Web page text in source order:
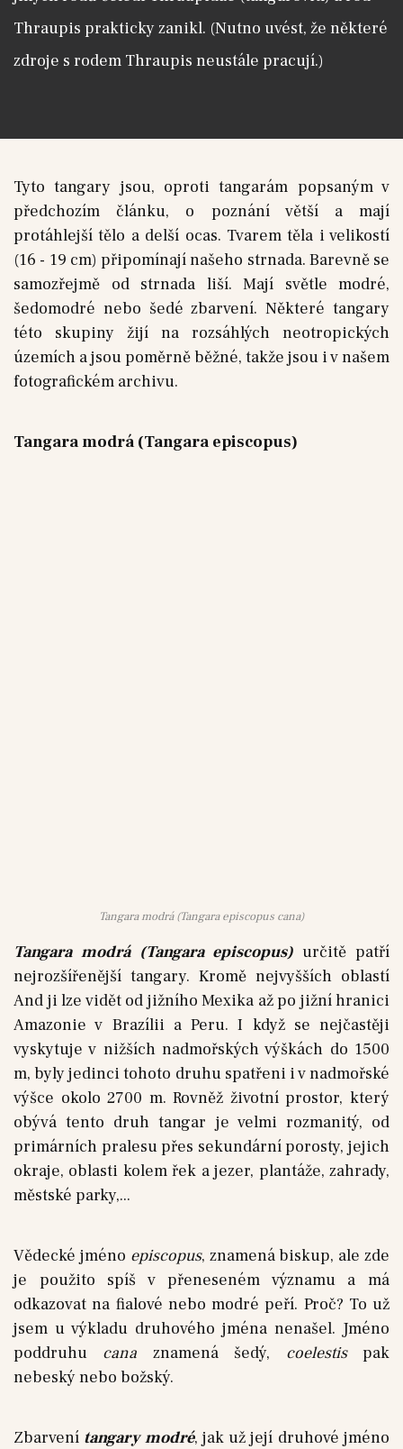
Thraupis prakticky zanikl. (Nutno uvést, že některé
zdroje s rodem Thraupis neustále pracují.)
Tyto tangary jsou, oproti tangarám popsaným v
předchozím článku, o poznání větší a mají
protáhlejší tělo a delší ocas. Tvarem těla i velikostí
(16 - 19 cm) připomínají našeho strnada. Barevně se
samozřejmě od strnada liší. Mají světle modré,
šedomodré nebo šedé zbarvení. Některé tangary
této skupiny žijí na rozsáhlých neotropických
územích a jsou poměrně běžné, takže jsou i v našem
fotografickém archivu.
Tangara modrá (Tangara episcopus)
Tangara modrá (Tangara episcopus cana)
Tangara modrá (Tangara episcopus) určitě patří
nejrozšířenější tangary. Kromě nejvyšších oblastí
And ji lze vidět od jižního Mexika až po jižní hranici
Amazonie v Brazílii a Peru. I když se nejčastěji
vyskytuje v nižších nadmořských výškách do 1500
m, byly jedinci tohoto druhu spatřeni i v nadmořské
výšce okolo 2700 m. Rovněž životní prostor, který
obývá tento druh tangar je velmi rozmanitý, od
primárních pralesu přes sekundární porosty, jejich
okraje, oblasti kolem řek a jezer, plantáže, zahrady,
městské parky,...
Vědecké jméno episcopus, znamená biskup, ale zde
je použito spíš v přeneseném významu a má
odkazovat na fialové nebo modré peří. Proč? To už
jsem u výkladu druhového jména nenašel. Jméno
poddruhu cana znamená šedý, coelestispak
nebeský nebo božský.
Zbarvení tangary modré, jak už její druhové jméno